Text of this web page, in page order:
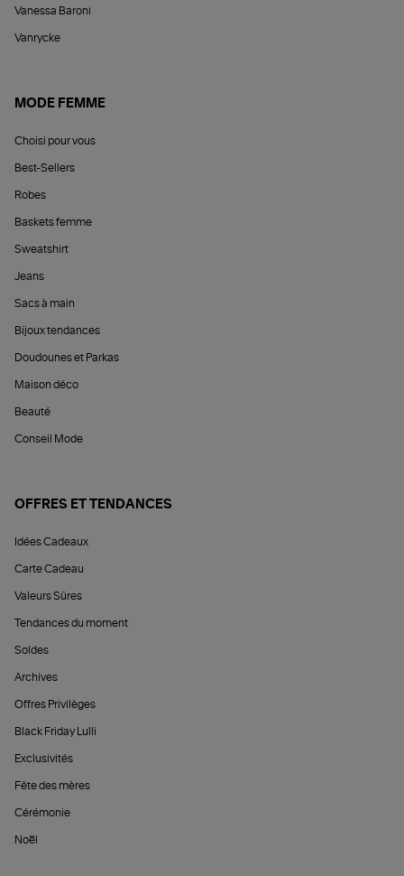
Vanessa Baroni
Vanrycke
MODE FEMME
Choisi pour vous
Best-Sellers
Robes
Baskets femme
Sweatshirt
Jeans
Sacs à main
Bijoux tendances
Doudounes et Parkas
Maison déco
Beauté
Conseil Mode
OFFRES ET TENDANCES
Idées Cadeaux
Carte Cadeau
Valeurs Sûres
Tendances du moment
Soldes
Archives
Offres Privilèges
Black Friday Lulli
Exclusivités
Fête des mères
Cérémonie
Noël